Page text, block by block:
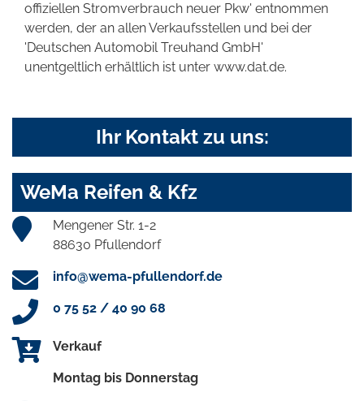
offiziellen Stromverbrauch neuer Pkw' entnommen
werden, der an allen Verkaufsstellen und bei der
'Deutschen Automobil Treuhand GmbH'
unentgeltlich erhältlich ist unter www.dat.de.
Ihr Kontakt zu uns:
WeMa Reifen & Kfz
Mengener Str. 1-2
88630 Pfullendorf
info@wema-pfullendorf.de
0 75 52 / 40 90 68
Verkauf
Montag bis Donnerstag